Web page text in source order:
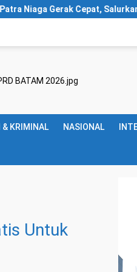
Salurkan Bantuan
& KRIMINAL NASIONAL
Untuk